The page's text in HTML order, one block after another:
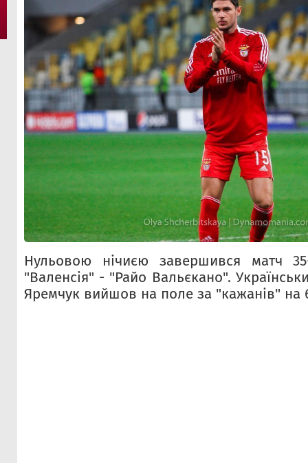
Нульовою нічиєю завершився матч
"Валенсія" - "Райо Вальєкано".
Яремчук вийшов на поле за "кажанів" на